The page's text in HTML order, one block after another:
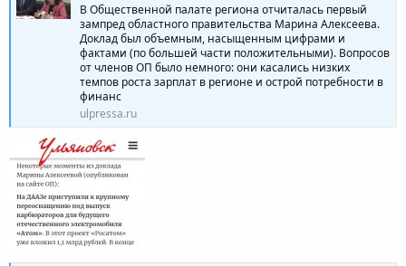
В Общественной палате региона отчиталась первый
зампред областного правительства Марина Алексеева.
Доклад был объемным, насыщенным цифрами и
фактами (по большей части положительными). Вопросов
от членов ОП было немного: они касались низких
темпов роста зарплат в регионе и острой потребности в
финанс
ulpressa.ru